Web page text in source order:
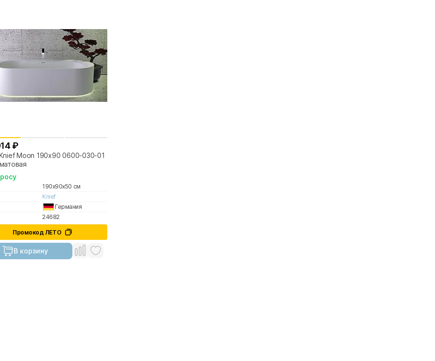
₽
Moon 190x90 0600-030-01
190x90x50 см
Knief
Германия
24682
Промокод ЛЕТО
В корзину